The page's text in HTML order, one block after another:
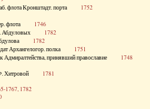
флота Кронштадт. порта 1752
флота 1746
Абдуловых 1782
1782
Архангелогор. полка 1751
Адмиралтейства, принявший православие 1748
Хитровой 1781
1767, 1782